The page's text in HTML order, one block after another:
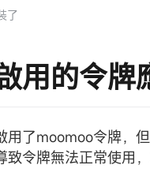
了
用的令牌
用了moomoo令牌，
致令牌無法正常使用